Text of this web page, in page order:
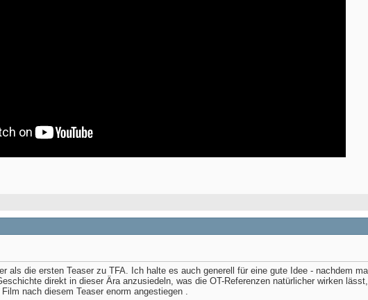
als die ersten Teaser zu TFA. Ich halte es auch generell für eine gute Idee - nachdem
direkt in dieser Ära anzusiedeln, was die OT-Referenzen natürlicher wirken
nach diesem Teaser enorm angestiegen .